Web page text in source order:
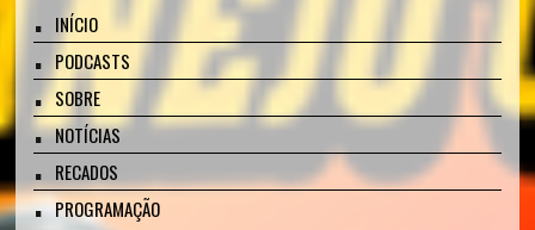
INÍCIO
PODCASTS
SOBRE
NOTÍCIAS
RECADOS
PROGRAMAÇÃO